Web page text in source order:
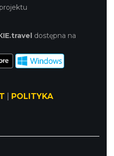
dostępna na
POLITYKA